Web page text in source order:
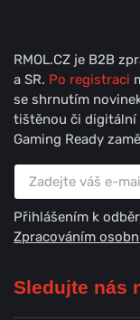
RMOL.CZ je B2B
a SR. Po registraci
se shrnutím
tištěnou či digitální
Gaming Ready
Přihlášením k
Zpracováním
Sledujte nás